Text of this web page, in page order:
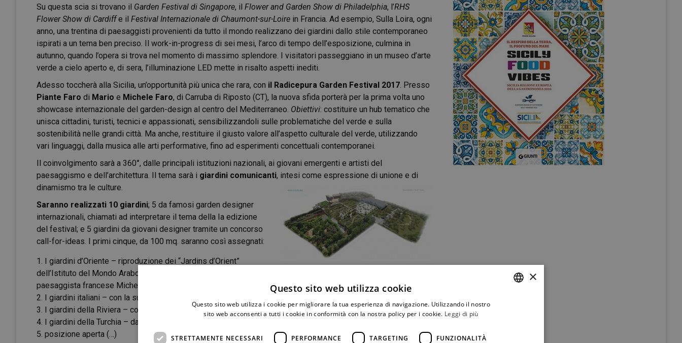
Su questa scia si trovano il Garden Festival di Singapore, il Flower and Garden Show di Philadelphia, l’RHS
Flower Show di Cardiffe il Festival Internazionale di Chaumont-sur-Loire in Francia. Ad esempio, Sulla Loira, ogni
anno, una trentina di paesaggisti provenienti da tutto il mondo realizzano dei giardini dallo stile contemporaneo
ispirati a un tema ben preciso. Il work-in-progress di sei mesi, l’arco di tempo dell’esposizione, culmina in
autunno, quando l’opera si trova nel momento di massimo splendore. I visitatori passeggiano in un museo d’arte
verde a cielo aperto e, di sera, l’illuminazione LED mette in risalto aspetti inediti.
Adesso toccherà alla Sicilia, un’opportunità più unica che rara, con il Radicepura Garden Festival 2017. Presso
Piante Faro di Mario e Michele Faro, di Carruba di Riposto (CT), la nuova sfida porterà per la prima volta uno
showcase internazionale del garden-design al centro del Mediterraneo. Obiettivi: costituire un hub tematico che
unisca cittadini, turisti, tecnici e appassionati, sensibilizzandoli sulle problematiche del verde e sulla
sostenibilità nelle grandi città. Ma anche, restituire il giusto valore all’aspetto culturale del verde, utilizzando
vari linguaggi, dalla musica alle arti performative, fino ad esperimenti concettuali contemporanei.
Il coinvolgimento sarà a 360°, dalle principali istituzioni nazionali, ai giovani emergenti e artisti del
paesaggismo e dell’architettura. Il tema sarà i giardini comunicanti, intesi come espressione di unione e di
dinamismo tra le culture.
Saranno realizzati 10 giardini; 5 da famosi garden designer
internazionali, chiamati ad interpretare il tema della Ia edizione
del festival; e 5 giardini da giovani designer tramite un concorso
call-for-ideas. I primi cinque, da 100 mq. saranno così assegnati:
I giardini d’Oriente – riproduzione dei “Jardins d’Orient”
dell’Istituto del Mondo Arabo di Parigi, con la supervisione del
paesaggista francese Michel Péna;
I giardini italiani – con la supervisione del paesaggista italiano Stefano Passerotti;
I giardini della Riviera – con il paesaggista inglese James Basson;
I giardini della Turchia – da definire
posizione aperta (…)
×
Questo sito web utilizza cookie
Questo sito web utilizza i cookie per migliorare la tua esperienza di navigazione. Utilizzando il nostro
sito web acconsenti a tutti i cookie in conformità con la nostra policy per i cookie. Leggi di più
STRETTAMENTE NECESSARI PERFORMANCE TARGETING FUNZIONALITÀ